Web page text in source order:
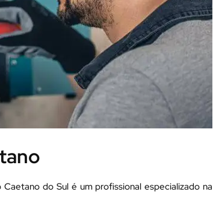
do Sul é um profissional especializado na